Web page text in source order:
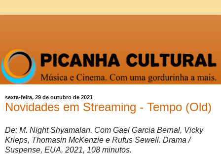
sexta-feira, 29 de outubro de 2021
Novidades em Streaming - Tempo (Old)
De: M. Night Shyamalan. Com Gael Garcia Bernal, Vicky
Krieps, Thomasin McKenzie e Rufus Sewell. Drama /
Suspense, EUA, 2021, 108 minutos.